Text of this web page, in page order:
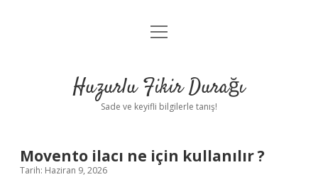
Anasayfa
Yasal Uyarı
menüyü
Huzurlu Fikir Durağı
Sade ve keyifli bilgilerle tanış!
Movento ilacı ne için kullanılır ?
Tarih: Haziran 9, 2026